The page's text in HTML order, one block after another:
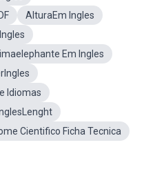
AlturaEm Ingles
Em Ingles
Idiomas
Cientifico Ficha Tecnica